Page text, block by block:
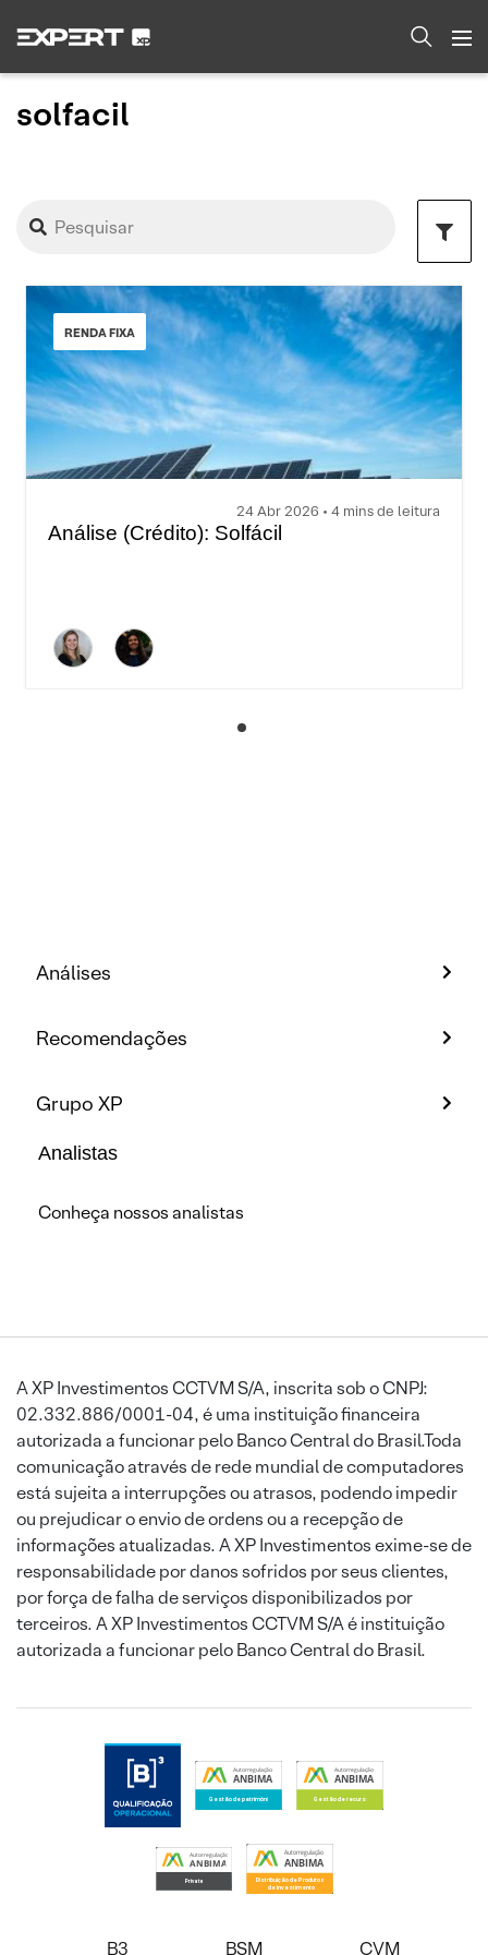
solfacil
RENDA FIXA
24 Abr 2026 • 4 mins de leitura
Análise (Crédito): Solfácil
Análises
Recomendações
Grupo XP
Analistas
Conheça nossos analistas
A XP Investimentos CCTVM S/A, inscrita sob o CNPJ:
02.332.886/0001-04, é uma instituição financeira
autorizada a funcionar pelo Banco Central do Brasil.Toda
comunicação através de rede mundial de computadores
está sujeita a interrupções ou atrasos, podendo impedir
ou prejudicar o envio de ordens ou a recepção de
informações atualizadas. A XP Investimentos exime-se de
responsabilidade por danos sofridos por seus clientes,
por força de falha de serviços disponibilizados por
terceiros. A XP Investimentos CCTVM S/A é instituição
autorizada a funcionar pelo Banco Central do Brasil.
B3 BSM CVM